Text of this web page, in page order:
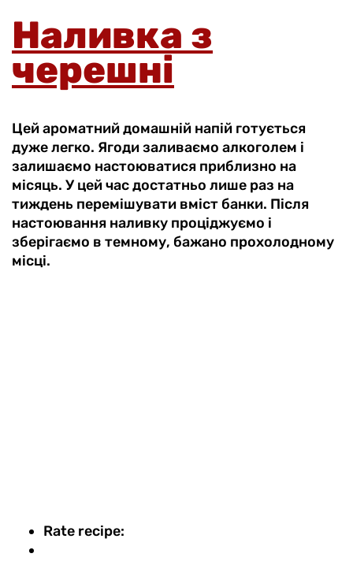
Наливка з
черешні
Цей ароматний домашній напій готується
дуже легко. Ягоди заливаємо алкоголем і
залишаємо настоюватися приблизно на
місяць. У цей час достатньо лише раз на
тиждень перемішувати вміст банки. Після
настоювання наливку проціджуємо і
зберігаємо в темному, бажано прохолодному
місці.
Rate recipe: